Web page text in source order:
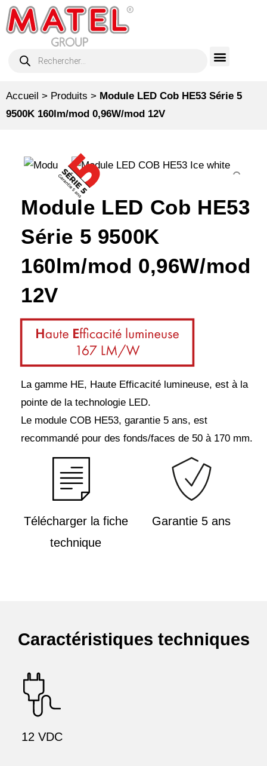
Accueil > Produits > Module LED Cob HE53 Série 5
9500K 160lm/mod 0,96W/mod 12V
Module LED Cob HE53
Série 5 9500K
160lm/mod 0,96W/mod
12V
La gamme HE, Haute Efficacité lumineuse, est à la
pointe de la technologie LED.
Le module COB HE53, garantie 5 ans, est
recommandé pour des fonds/faces de 50 à 170 mm.
Télécharger la fiche
technique
Garantie 5 ans
Caractéristiques techniques
12 VDC